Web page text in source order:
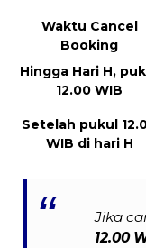
Waktu Cancel
Booking
Hingga Hari H,
12.00 WIB
Setelah pukul
WIB di hari H
Jika
12.00